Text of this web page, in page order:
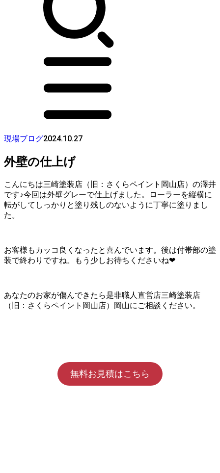
現場ブログ2024.10.27
外壁の仕上げ
こんにちは三崎塗装店（旧：さくらペイント岡山店）の澤井
です♪今回は外壁グレーで仕上げました。ローラーを縦横に
転がしてしっかりと塗り残しのないように丁寧に塗りまし
た。
お客様もカッコ良くなったと喜んでいます。後は付帯部の塗
装で終わりですね。もう少しお待ちくださいね❤
あなたのお家が傷んできたら是非職人直営店三崎塗装店
（旧：さくらペイント岡山店）岡山にご相談ください。
無料お見積はこちら